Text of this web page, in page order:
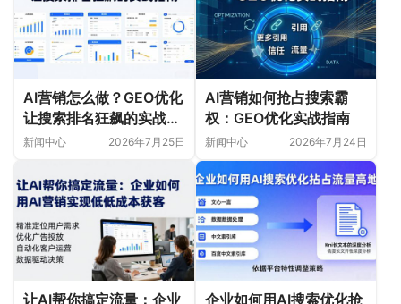
AI营销怎么做？GEO优化
让搜索排名狂飙的实战指
南
新闻中心 2026年7月25日
AI营销如何抢占搜索霸
权：GEO优化实战指南
新闻中心 2026年7月24日
让AI帮你搞定流量：企业 企业如何用AI搜索优化抢